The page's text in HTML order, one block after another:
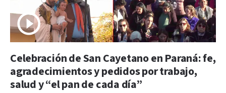
Celebración de San Cayetano en Paraná: fe,
agradecimientos y pedidos por trabajo,
salud y “el pan de cada día”